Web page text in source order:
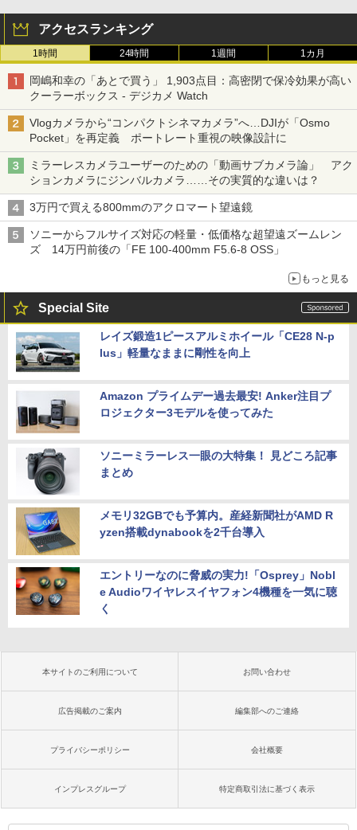
アクセスランキング
1時間 24時間 1週間 1カ月
岡嶋和幸の「あとで買う」 1,903点目：高密閉で保冷効果が高い
クーラーボックス - デジカメ Watch
Vlogカメラから“コンパクトシネマカメラ”へ…DJIが「Osmo
Pocket」を再定義 ポートレート重視の映像設計に
ミラーレスカメラユーザーのための「動画サブカメラ論」 アク
ションカメラにジンバルカメラ……その実質的な違いは？
3万円で買える800mmのアクロマート望遠鏡
ソニーからフルサイズ対応の軽量・低価格な超望遠ズームレン
ズ 14万円前後の「FE 100-400mm F5.6-8 OSS」
もっと見る
Special Site
レイズ鍛造1ピースアルミホイール「CE28 N-p
lus」軽量なままに剛性を向上
Amazon プライムデー過去最安! Anker注目プ
ロジェクター3モデルを使ってみた
ソニーミラーレス一眼の大特集！ 見どころ記事
まとめ
メモリ32GBでも予算内。産経新聞社がAMD R
yzen搭載dynabookを2千台導入
エントリーなのに脅威の実力!「Osprey」Nobl
e Audioワイヤレスイヤフォン4機種を一気に聴
く
本サイトのご利用について お問い合わせ
広告掲載のご案内 編集部へのご連絡
プライバシーポリシー 会社概要
インプレスグループ 特定商取引法に基づく表示